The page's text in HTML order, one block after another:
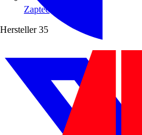
Zaptec
Hersteller 35